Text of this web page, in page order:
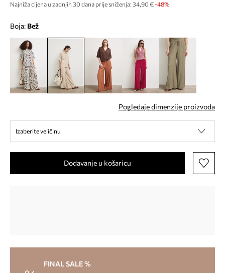
Najniža cijena u zadnjih 30 dana prije sniženja: 34,90 € -48%
Boja: bež
Pogledaje dimenzije proizvoda
Izaberite veličinu
Dodavanje u košaricu
FINAL SALE %